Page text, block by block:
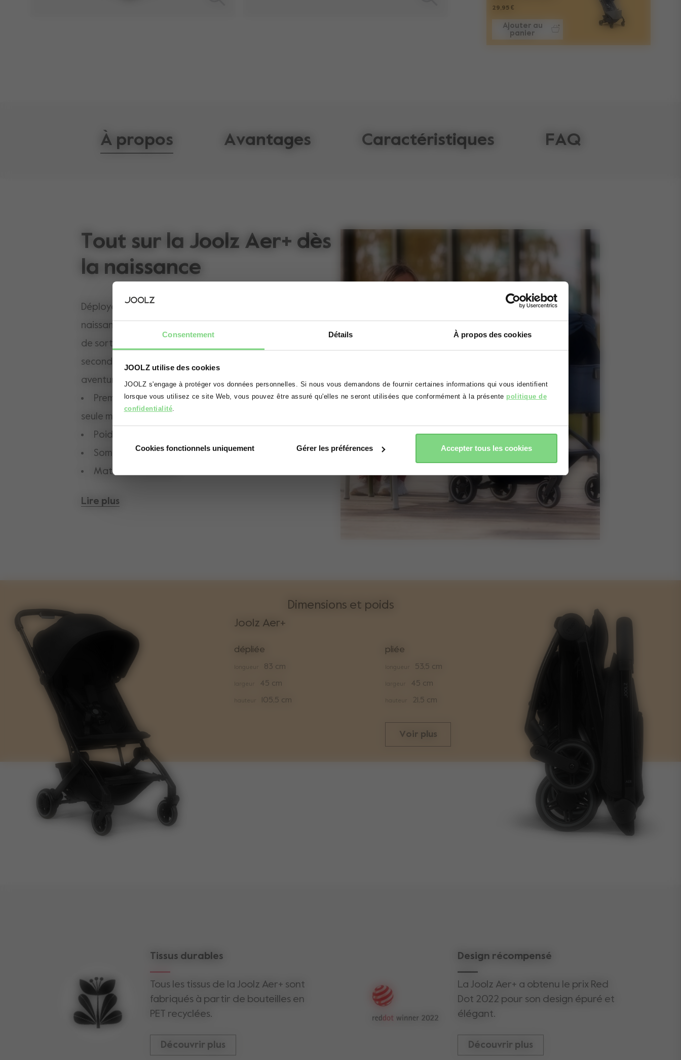
Consentement Détails À propos des cookies
JOOLZ utilise des cookies
JOOLZ s'engage à protéger vos données personnelles. Si nous vous demandons de fournir certaines informations qui vous identifient
lorsque vous utilisez ce site Web, vous pouvez être assuré qu'elles ne seront utilisées que conformément à la présente politique de
confidentialité
Cookies fonctionnels uniquement Gérer les préférences Accepter tous les cookies
29,95 €
Ajouter au
panier
À propos Avantages Caractéristiques FAQ
Tout sur la Joolz Aer+ dès
la naissance
Déployez votre liberté… 3, 2, 1 ! La Joolz Aer+ dès la
naissance est pratique et compacte, vous permettant
de sortir et d'explorer le monde en quelques
secondes. Aucun espace n'est trop petit, aucune
aventure n'est trop grande. Qu'attendez-vous ?
Première landau pliable au monde & pliage d'une
seule main
Poids léger de 8 kg + sangle de transport
Sommeil confortable
Matériaux durables
Lire plus
Dimensions et poids
Joolz Aer+
dépliée
83 cm
45 cm
105,5 cm
pliée
53,5 cm
45 cm
21,5 cm
Voir plus
capacité de poids
capacité maximale poussette
Tissus durables
Tous les tissus de la Joolz Aer+ sont
fabriqués à partir de bouteilles en
PET recyclées.
Découvrir plus
Design récompensé
La Joolz Aer+ a obtenu le prix Red
Dot 2022 pour son design épuré et
élégant.
Découvrir plus
Oups! Il semblerait que vous vous situez sur le